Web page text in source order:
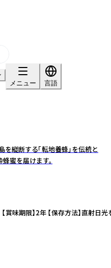
メニュー
言語
縦断する「転地養蜂」を伝統と
蜜を届けます。
賞味期限】2年 【保存